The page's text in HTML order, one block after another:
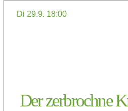
Di 29.9. 18:00
Der zerbrochne